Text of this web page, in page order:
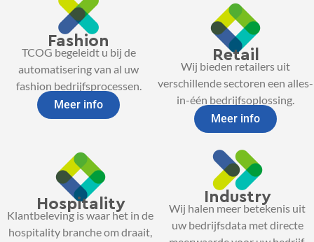
Fashion
TCOG begeleidt u bij de
automatisering van al uw
fashion bedrijfsprocessen.
Meer info
Retail
Wij bieden retailers uit
verschillende sectoren een alles-
in-één bedrijfsoplossing.
Meer info
Hospitality
Klantbeleving is waar het in de
hospitality branche om draait,
Industry
Wij halen meer betekenis uit
uw bedrijfsdata met directe